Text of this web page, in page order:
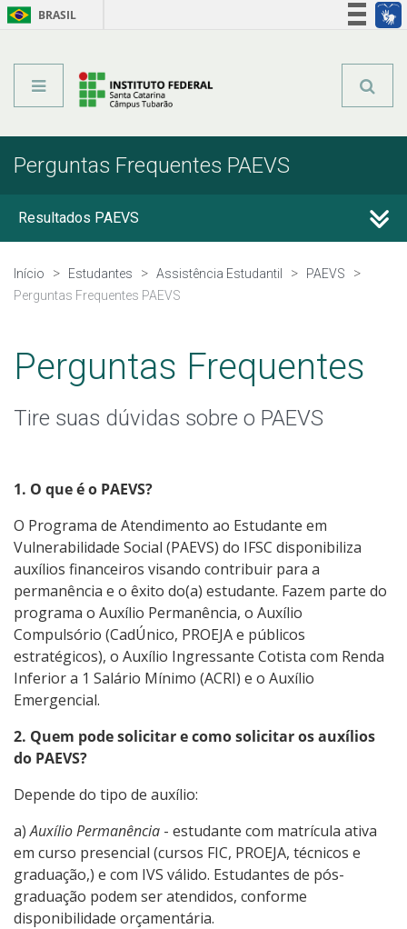
BRASIL
Perguntas Frequentes PAEVS
Resultados PAEVS
Avaliação PAEVS
Início Estudantes Assistência Estudantil
PAEVS
Perguntas Frequentes PAEVS
Perguntas Frequentes
Tire suas dúvidas sobre o PAEVS
1. O que é o PAEVS?
O Programa de Atendimento ao Estudante em
Vulnerabilidade Social (PAEVS) do IFSC disponibiliza
auxílios financeiros visando contribuir para a
permanência e o êxito do(a) estudante. Fazem parte do
programa o Auxílio Permanência, o Auxílio
Compulsório (CadÚnico, PROEJA e públicos
estratégicos), o Auxílio Ingressante Cotista com Renda
Inferior a 1 Salário Mínimo (ACRI) e o Auxílio
Emergencial.
2. Quem pode solicitar e como solicitar os auxílios
do PAEVS?
Depende do tipo de auxílio:
a)Auxílio Permanência - estudante com matrícula ativa
em curso presencial (cursos FIC, PROEJA, técnicos e
graduação,) e com IVS válido. Estudantes de pós-
graduação podem ser atendidos, conforme
disponibilidade orçamentária.